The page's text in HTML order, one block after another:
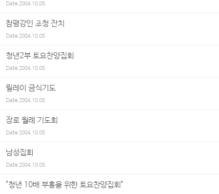
Date2004.10.05
참평강인 초청 잔치
Date2004.10.05
청년2부 토요찬양집회
Date2004.10.05
릴레이 금식기도
Date2004.10.05
장로 월례 기도회
Date2004.10.05
남성집회
Date2004.10.05
"청년 10배 부흥을 위한 토요찬양집회"